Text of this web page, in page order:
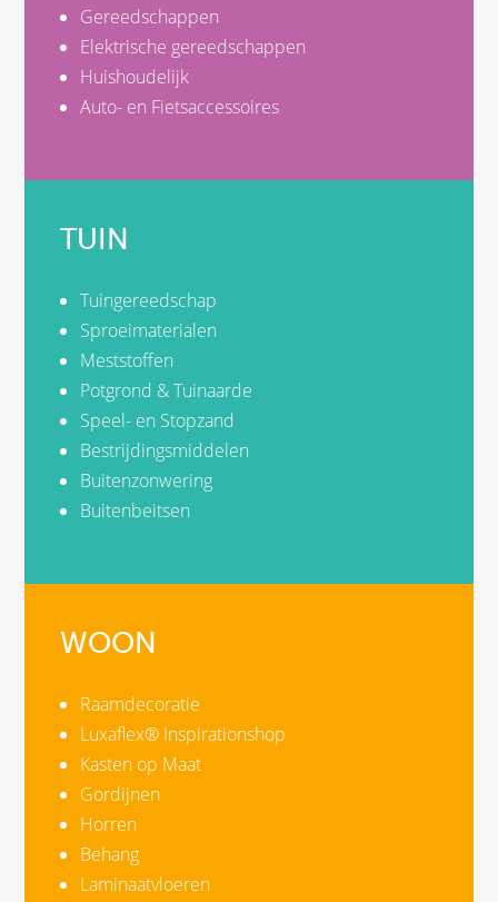
Gereedschappen
Elektrische gereedschappen
Huishoudelijk
Auto- en Fietsaccessoires
TUIN
Tuingereedschap
Sproeimaterialen
Meststoffen
Potgrond & Tuinaarde
Speel- en Stopzand
Bestrijdingsmiddelen
Buitenzonwering
Buitenbeitsen
WOON
Raamdecoratie
Luxaflex® Inspirationshop
Kasten op Maat
Gordijnen
Horren
Behang
Laminaatvloeren